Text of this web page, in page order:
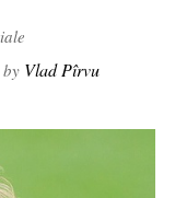
Vlad Pîrvu